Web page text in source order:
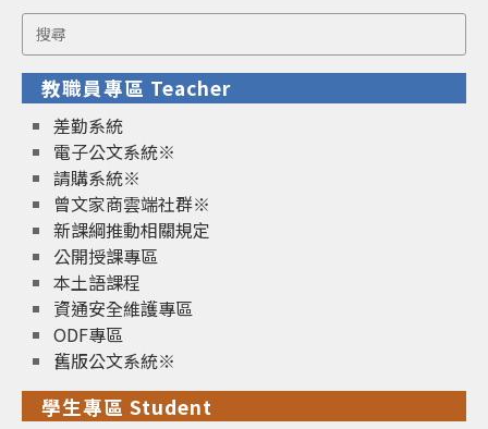
Search
for:
教職員專區 Teacher
差勤系統
電子公文系統※
請購系統※
曾文家商雲端社群※
新課綱推動相關規定
公開授課專區
本土語課程
資通安全維護專區
ODF專區
舊版公文系統※
學生專區 Student